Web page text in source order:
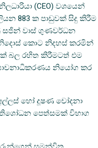
(CEO) වශයෙන්
883 ක පාඩුවක් සිදු කිරීම
සජින් වාස් ගුණවර්ධන
කොට නිදහස් කරමින්
බල රහිත කිරීමටත් එම
නියෝග කර
හෝ දූෂණ චෝදනා
පෙත්සමක් විභාග